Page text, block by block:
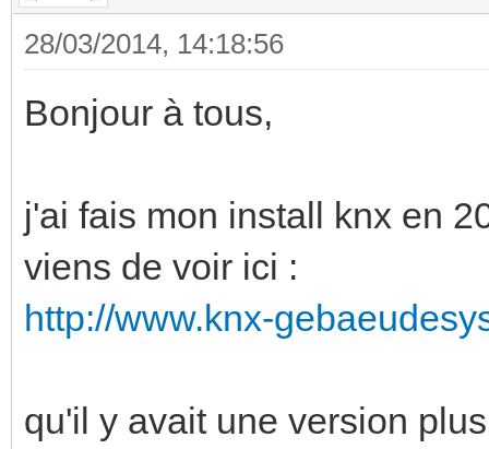
28/03/2014, 14:18:56
Bonjour à tous,
j'ai fais mon install knx en
viens de voir ici :
http://www.knx-
qu'il y avait une version